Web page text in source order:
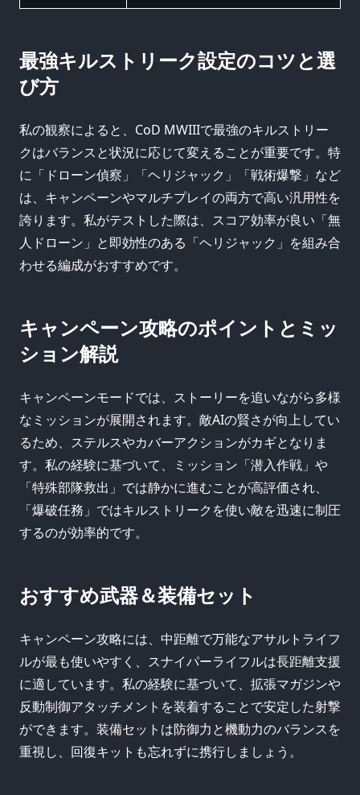
最強キルストリーク設定のコツと選
び方
私の観察によると、CoD MWIIIで最強のキルストリー
クはバランスと状況に応じて変えることが重要です。特
に「ドローン偵察」「ヘリジャック」「戦術爆撃」など
は、キャンペーンやマルチプレイの両方で高い汎用性を
誇ります。私がテストした際は、スコア効率が良い「無
人ドローン」と即効性のある「ヘリジャック」を組み合
わせる編成がおすすめです。
キャンペーン攻略のポイントとミッ
ション解説
キャンペーンモードでは、ストーリーを追いながら多様
なミッションが展開されます。敵AIの賢さが向上してい
るため、ステルスやカバーアクションがカギとなりま
す。私の経験に基づいて、ミッション「潜入作戦」や
「特殊部隊救出」では静かに進むことが高評価され、
「爆破任務」ではキルストリークを使い敵を迅速に制圧
するのが効率的です。
おすすめ武器＆装備セット
キャンペーン攻略には、中距離で万能なアサルトライフ
ルが最も使いやすく、スナイパーライフルは長距離支援
に適しています。私の経験に基づいて、拡張マガジンや
反動制御アタッチメントを装着することで安定した射撃
ができます。装備セットは防御力と機動力のバランスを
重視し、回復キットも忘れずに携行しましょう。